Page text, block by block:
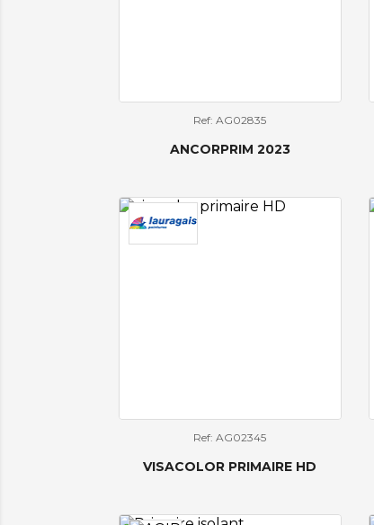
Ref: AG02835
ANCORPRIM 2023
Ref: AG02345
VISACOLOR PRIMAIRE HD